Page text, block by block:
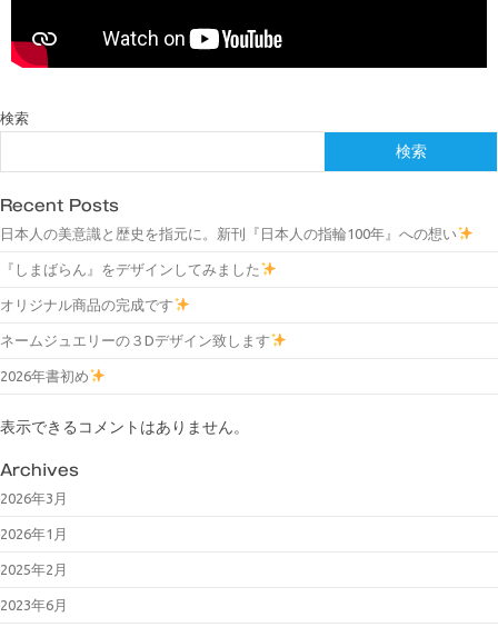
検索
検索
Recent Posts
日本人の美意識と歴史を指元に。新刊『日本人の指輪100年』への想い
『しまばらん』をデザインしてみました
オリジナル商品の完成です
ネームジュエリーの３Dデザイン致します
2026年書初め
表示できるコメントはありません。
Archives
2026年3月
2026年1月
2025年2月
2023年6月